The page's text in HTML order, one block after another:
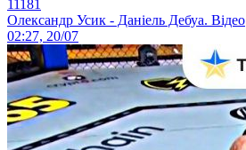
11181
Олександр Усик - Даніель Дебуа. Відео
02:27, 20/07